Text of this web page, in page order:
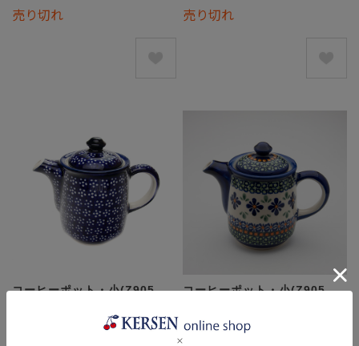
売り切れ
売り切れ
コーヒーポット・小(Z905-
コーヒーポット・小(Z905-
¥9,735(税込)